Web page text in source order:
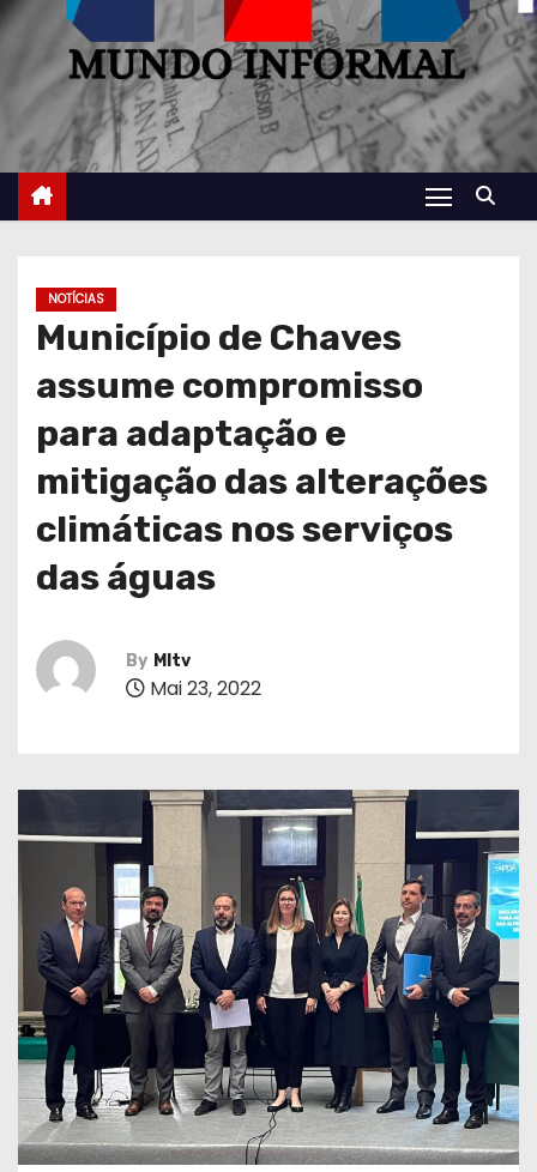
NOTÍCIAS
Município de Chaves
assume compromisso
para adaptação e
mitigação das alterações
climáticas nos serviços
das águas
By MItv
Mai 23, 2022